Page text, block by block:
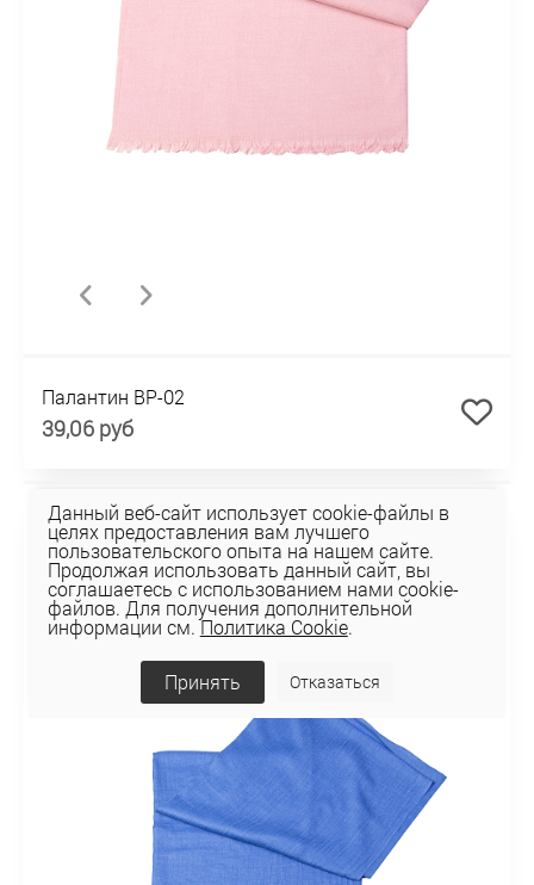
Палантин BP-02
39,06 руб
Данный веб-сайт использует cookie-файлы в
целях предоставления вам лучшего
пользовательского опыта на нашем сайте.
Продолжая использовать данный сайт, вы
соглашаетесь с использованием нами cookie-
файлов. Для получения дополнительной
информации см.Политика Cookie.
Принять Отказаться